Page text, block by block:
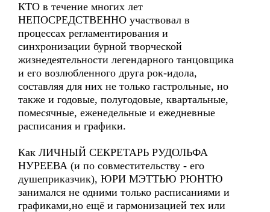
КТО в течение многих лет
НЕПОСРЕДСТВЕННО участвовал в
процессах регламентирования и
синхронизации бурной творческой
жизнедеятельности легендарного танцовщика
и его возлюбленного друга рок-идола,
составляя для них не только гастрольные, но
также и годовые, полугодовые, квартальные,
помесячные, еженедельные и ежедневные
расписания и графики.
Как ЛИЧНЫЙ СЕКРЕТАРЬ РУДОЛЬФА
НУРЕЕВА (и по совместительству - его
душеприказчик), ЮРИ МЭТТЬЮ РЮНТЮ
занимался не одними только расписаниями и
графиками,но ещё и гармонизацией тех или